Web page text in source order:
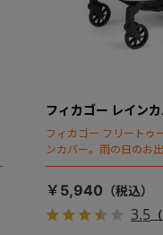
フィカゴー レイン
フィカゴー フリートゥ
ンカバー。雨の日のお
￥5,940
3.5